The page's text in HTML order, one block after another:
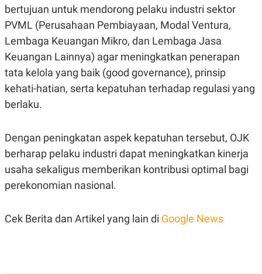
A
T
D
A
A
G
E
S
K
O
N
T
V
L
I
P
S
JARINGAN
NE
bertujuan untuk mendorong pelaku industri sektor
PVML (Perusahaan Pembiayaan, Modal Ventura,
Lembaga Keuangan Mikro, dan Lembaga Jasa
Keuangan Lainnya) agar meningkatkan penerapan
tata kelola yang baik (good governance), prinsip
kehati-hatian, serta kepatuhan terhadap regulasi yang
berlaku.
Dengan peningkatan aspek kepatuhan tersebut, OJK
berharap pelaku industri dapat meningkatkan kinerja
usaha sekaligus memberikan kontribusi optimal bagi
perekonomian nasional.
Cek Berita dan Artikel yang lain di Google News